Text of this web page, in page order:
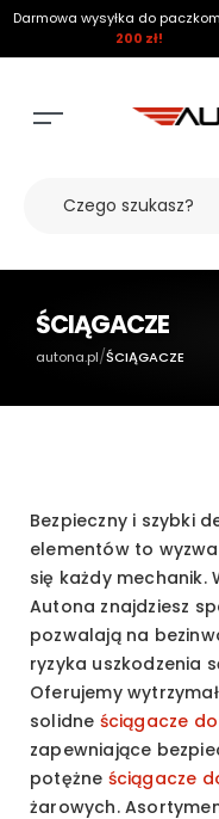
Darmowa wysyłka do
200 zł!
ŚCIĄGACZE
autona.pl/ŚCIĄGACZE
Bezpieczny i szybki
elementów to
się każdy mechanik.
Autona znajdziesz
pozwalają na
ryzyka uszkodzenia
Oferujemy
solidne ściągacze
zapewniające
potężne ściągacze
żarowych.